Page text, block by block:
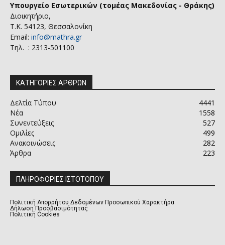
Υπουργείο Εσωτερικών (τομέας Μακεδονίας - Θράκης)
Διοικητήριο,
Τ.Κ. 54123, Θεσσαλονίκη
Email: info@mathra.gr
Τηλ. : 2313-501100
ΚΑΤΗΓΟΡΙΕΣ ΑΡΘΡΩΝ
Δελτία Τύπου
4441
Νέα
1558
Συνεντεύξεις
527
Ομιλίες
499
Ανακοινώσεις
282
Άρθρα
223
ΠΛΗΡΟΦΟΡΙΕΣ ΙΣΤΟΤΟΠΟΥ
Πολιτική Απορρήτου Δεδομένων Προσωπικού Χαρακτήρα
Δήλωση Προσβασιμότητας
Πολιτική Cookies